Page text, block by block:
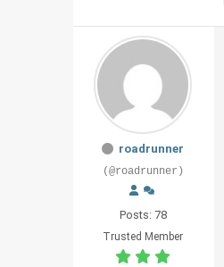
roadrunner
(@roadrunner)
Posts: 78
Trusted Member